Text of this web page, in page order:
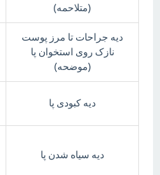
(متلاحمه)
دیه جراحات تا مرز پوست
نازک روی استخوان پا
(موضحه)
دیه کبودی پا
دیه سیاه شدن پا